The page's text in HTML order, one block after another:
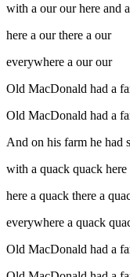
with a our our here and
here a our there a our
everywhere a our our
Old MacDonald had a
Old MacDonald had a
And on his farm he had
with a quack quack
here a quack there a
everywhere a quack
Old MacDonald had a